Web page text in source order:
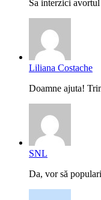
Sa interzici
Liliana Costache
Doamne ajuta!
SNL
Da, vor să